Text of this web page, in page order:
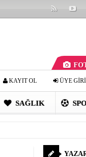
ÜYE
KAYIT OL
SAĞLIK